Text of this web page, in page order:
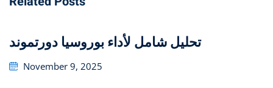
تحليل شامل لأداء بوروسيا دورتموند
Posted
November 9, 2025